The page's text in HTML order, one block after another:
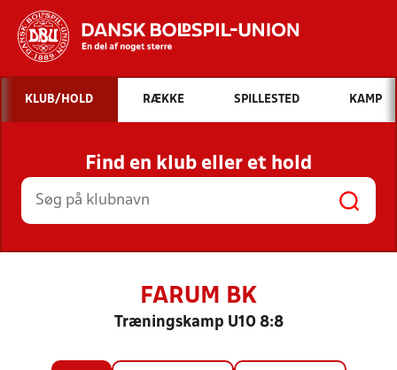
Hvad vil du søge efter?
INDHOLD OG NYHEDER
STILLINGER, RESULTATER, KLUBBER OG
HOLD
KLUB/HOLD RÆKKE SPILLESTED KAMP
Find en klub eller et hold
FARUM BK
Træningskamp U10 8:8